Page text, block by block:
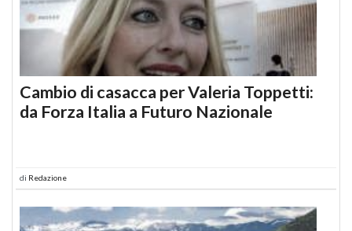
Cambio di casacca per Valeria Toppetti:
da Forza Italia a Futuro Nazionale
di Redazione